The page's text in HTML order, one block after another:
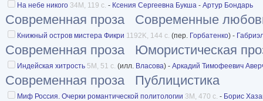
На небе никого 34M, 119 с. - Ксения Сергеевна Букша - Артур Бондарь
Современная проза Современные
Книжный остров мистера Фикри 1192K, 144 с. (пер. Горбатенко) -
Современная проза Юмористическая
Индейская хитрость 5M, 51 с. (илл. Власова) - Аркадий Тимофеевич
Современная проза Публицистика
Миф Россия. Очерки романтической политологии 3M, 470 с. - Борис